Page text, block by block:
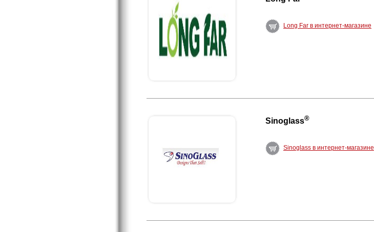
Long Far в интернет-магазине
Sinoglass®
Sinoglass в интернет-магазине